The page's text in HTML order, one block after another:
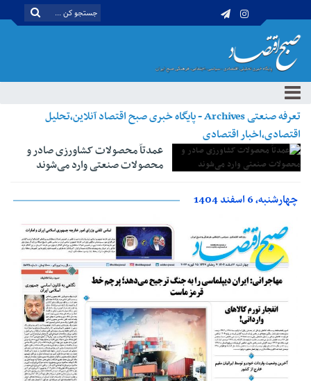
تعرفه صنعتی Archives - پایگاه خبری صبح اقتصاد آنلاین،تحلیل
اقتصادی،اخبار اقتصادی
عمدتاً محصولات کشاورزی صادر و
محصولات صنعتی وارد می‌شوند
چهارشنبه، 6 اسفند 1404